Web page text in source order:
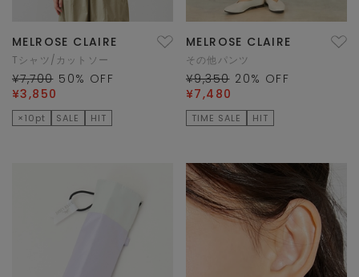
MELROSE CLAIRE
Tシャツ/カットソー
¥7,700 50% OFF
¥3,850
×10pt SALE HIT
MELROSE CLAIRE
その他パンツ
¥9,350 20% OFF
¥7,480
TIME SALE HIT